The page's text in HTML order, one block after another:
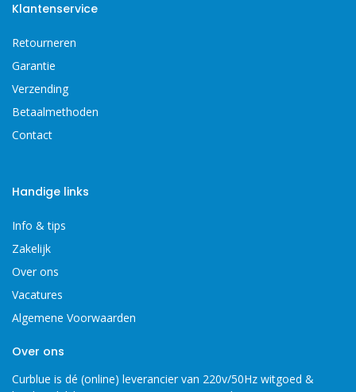
Klantenservice
Retourneren
Garantie
Verzending
Betaalmethoden
Contact
Handige links
Info & tips
Zakelijk
Over ons
Vacatures
Algemene Voorwaarden
Over ons
Curblue is dé (online) leverancier van 220v/50Hz witgoed &